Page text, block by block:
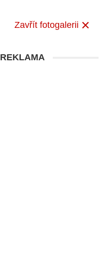
Zavřít fotogalerii
REKLAMA